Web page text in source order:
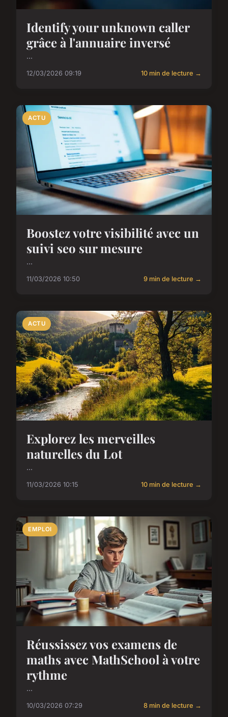
Identify your unknown caller
grâce à l'annuaire inversé
...
12/03/2026 09:19 10 min de lecture →
ACTU
Boostez votre visibilité avec un
suivi seo sur mesure
...
11/03/2026 10:50 9 min de lecture →
ACTU
Explorez les merveilles
naturelles du Lot
...
11/03/2026 10:15 10 min de lecture →
EMPLOI
Réussissez vos examens de
maths avec MathSchool à votre
rythme
...
10/03/2026 07:29 8 min de lecture →